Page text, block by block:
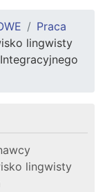
Praca
lingwisty
lingwisty